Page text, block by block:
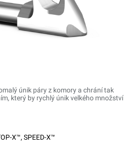
únik páry z komory a chrání tak
který by rychlý únik velkého množství
X™, SPEED-X™